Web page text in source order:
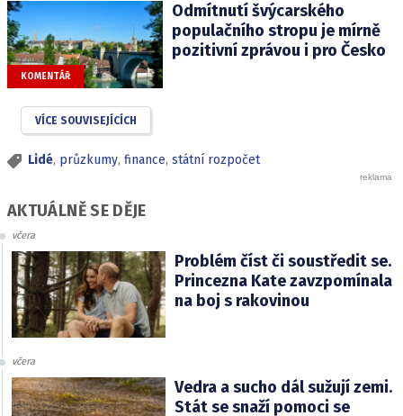
KOMENTÁŘ
Odmítnutí švýcarského
populačního stropu je mírně
pozitivní zprávou i pro Česko
VÍCE SOUVISEJÍCÍCH
Lidé, průzkumy, finance, státní rozpočet
AKTUÁLNĚ SE DĚJE
včera
Problém číst či soustředit se.
Princezna Kate zavzpomínala
na boj s rakovinou
včera
Vedra a sucho dál sužují zemi.
Stát se snaží pomoci se